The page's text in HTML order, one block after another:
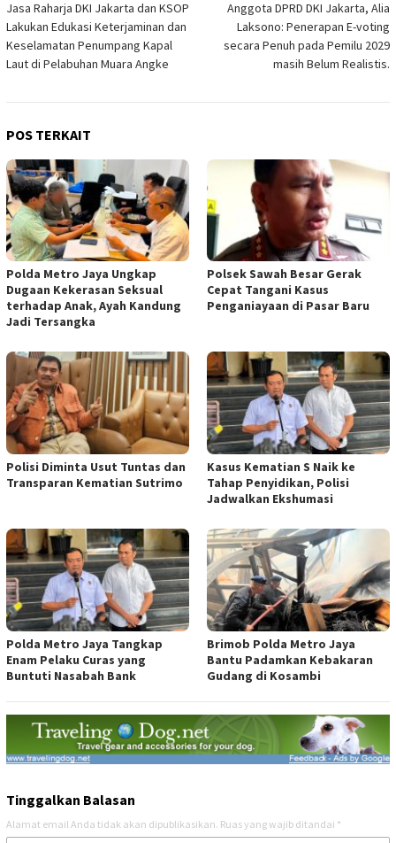
pos
Jasa Raharja DKI Jakarta dan KSOP
Lakukan Edukasi Keterjaminan dan
Keselamatan Penumpang Kapal
Laut di Pelabuhan Muara Angke
Anggota DPRD DKI Jakarta, Alia
Laksono: Penerapan E-voting
secara Penuh pada Pemilu 2029
masih Belum Realistis.
POS TERKAIT
Polda Metro Jaya Ungkap
Dugaan Kekerasan Seksual
terhadap Anak, Ayah Kandung
Jadi Tersangka
Polsek Sawah Besar Gerak
Cepat Tangani Kasus
Penganiayaan di Pasar Baru
Polisi Diminta Usut Tuntas dan
Transparan Kematian Sutrimo
Kasus Kematian S Naik ke
Tahap Penyidikan, Polisi
Jadwalkan Ekshumasi
Polda Metro Jaya Tangkap
Enam Pelaku Curas yang
Buntuti Nasabah Bank
Brimob Polda Metro Jaya
Bantu Padamkan Kebakaran
Gudang di Kosambi
Tinggalkan Balasan
Alamat email Anda tidak akan dipublikasikan. Ruas yang wajib ditandai *